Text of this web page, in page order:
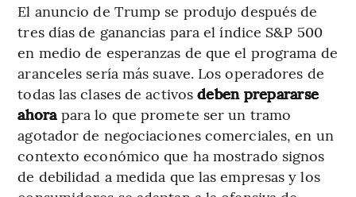
El anuncio de Trump se produjo después de
tres días de ganancias para el índice S&P 500
en medio de esperanzas de que el programa de
aranceles sería más suave. Los operadores de
todas las clases de activosdeben prepararse
ahora para lo que promete ser un tramo
agotador de negociaciones comerciales, en un
contexto económico que ha mostrado signos
de debilidad a medida que las empresas y los